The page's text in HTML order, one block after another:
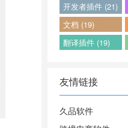
开发者插件 (21)
文档 (19)
翻译插件 (19)
友情链接
久品软件